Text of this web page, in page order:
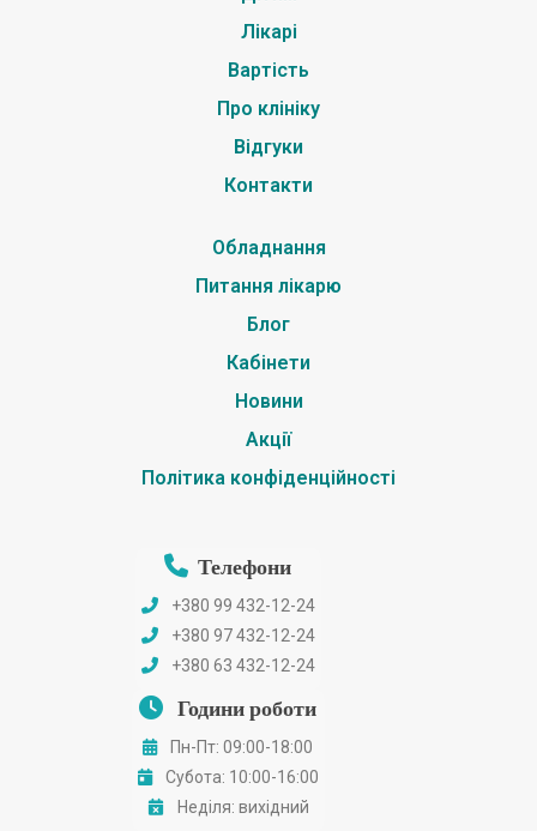
Лікарі
Вартість
Про клініку
Відгуки
Контакти
Обладнання
Питання лікарю
Блог
Кабінети
Новини
Акції
Політика конфіденційності
Телефони
+380 99 432-12-24
+380 97 432-12-24
+380 63 432-12-24
Години роботи
Пн-Пт: 09:00-18:00
Субота: 10:00-16:00
Неділя: вихідний